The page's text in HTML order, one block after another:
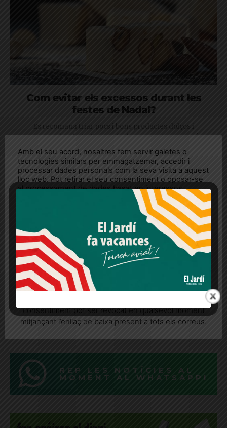
Com evitar els excessos durant les
festes de Nadal?
Es recomana triar pocs i bons productes dolços i
acompanyar-los de fruita, a més de consumir-ne només en
dies assenyalats
Les propietats de la síndria
És refrescant, saciant, i una de les fruites amb menys calories
REP LES NOTÍCIES AL
MOMENT AL WHATSAPP!
Amb el seu acord, nosaltres fem servir galetes o
tecnologies similars per emmagatzemar, accedir i
processar dades personals com la seva visita a aquest
lloc web. Pot retirar el seu consentiment o oposar-se
al processament de dades basat en interessos
legítims en qualsevol moment fent clic a "Ajustos de
cookies" o a la nostra Política de privacitat en aquest
lloc web. Si cliques "acceptar" dones el teu
Més informació Acceptar Rebutjar tot
Quan l’usuari crea un compte al Diari el Jardí, dona el
seu consentiment explícit per rebre comunicacions
consentiment pot ser revocat en qualsevol moment
mitjançant l’enllaç de baixa present a tots els correus.